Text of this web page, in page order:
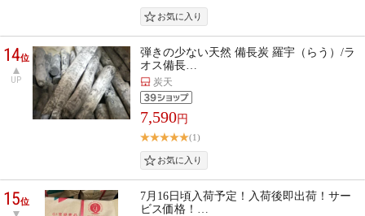
14位
UP
弾きの少ない天然 備長炭 羅宇（らう）/ラ
オス備長…
炭天
7,590円
(1)
15位
7月16日頃入荷予定！入荷後即出荷！サー
ビス価格！…